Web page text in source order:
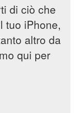
di ciò che
tuo iPhone,
altro da
qui per